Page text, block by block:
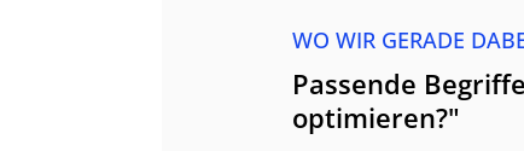
WO WIR GERADE
Passende
optimieren?"